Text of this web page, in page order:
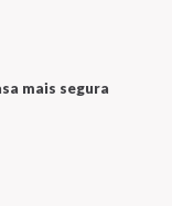
mais segura